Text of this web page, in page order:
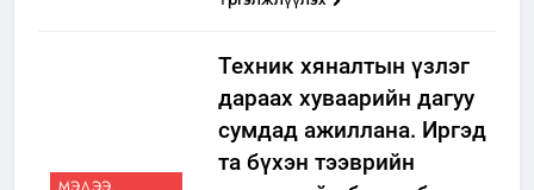
Техник хяналтын үзлэг
дараах хуваарийн дагуу
сумдад ажиллана. Иргэд
та бүхэн тээврийн